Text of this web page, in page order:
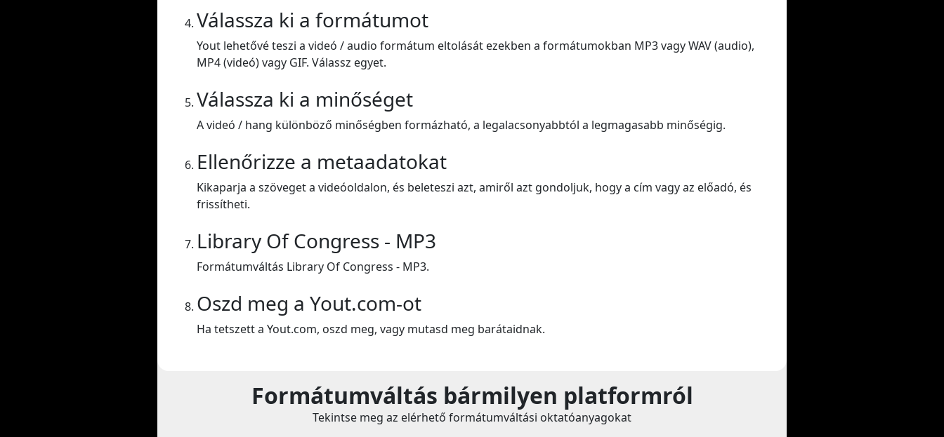
Válassza ki a formátumot
Yout lehetővé teszi a videó / audio formátum eltolását ezekben a formátumokban MP3 vagy WAV (audio),
MP4 (videó) vagy GIF. Válassz egyet.
Válassza ki a minőséget
A videó / hang különböző minőségben formázható, a legalacsonyabbtól a legmagasabb minőségig.
Ellenőrizze a metaadatokat
Kikaparja a szöveget a videóoldalon, és beleteszi azt, amiről azt gondoljuk, hogy a cím vagy az előadó, és
frissítheti.
Library Of Congress - MP3
Formátumváltás Library Of Congress - MP3.
Oszd meg a Yout.com-ot
Ha tetszett a Yout.com, oszd meg, vagy mutasd meg barátaidnak.
Formátumváltás bármilyen platformról
Tekintse meg az elérhető formátumváltási oktatóanyagokat